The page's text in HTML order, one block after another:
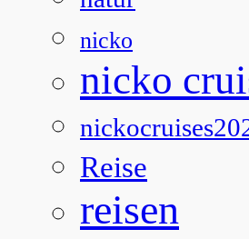
nicko
nicko
Reise
reisen